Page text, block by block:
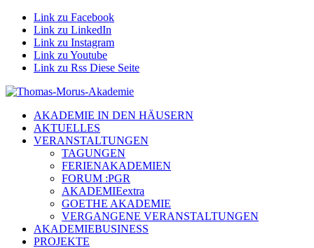
Link zu Facebook
Link zu LinkedIn
Link zu Instagram
Link zu Youtube
Link zu Rss Diese Seite
AKADEMIE IN DEN HÄUSERN
AKTUELLES
VERANSTALTUNGEN
TAGUNGEN
FERIENAKADEMIEN
FORUM :PGR
AKADEMIEextra
GOETHE AKADEMIE
VERGANGENE VERANSTALTUNGEN
AKADEMIEBUSINESS
PROJEKTE